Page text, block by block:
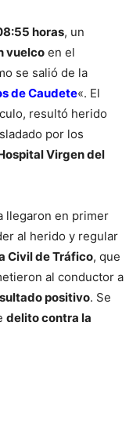
horas, un
vuelco en el
se salió de la
de Caudete«. El
resultó herido
por los
Virgen del
llegaron en primer
al herido y regular
Civil de Tráfico, que
al conductor a
positivo. Se
delito contra la